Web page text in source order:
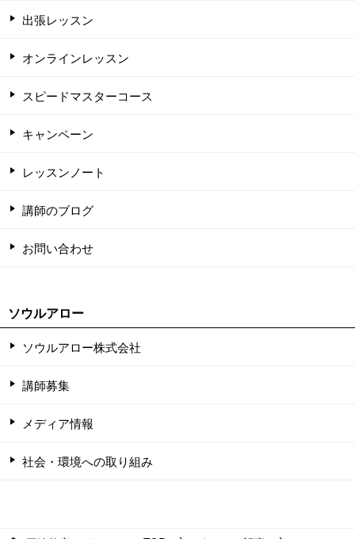
出張レッスン
オンラインレッスン
スピードマスターコース
キャンペーン
レッスンノート
講師のブログ
お問い合わせ
ソウルアロー
ソウルアロー株式会社
講師募集
メディア情報
社会・環境への取り組み